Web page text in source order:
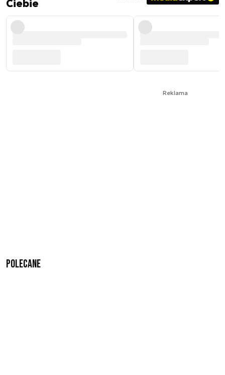
Ciebie
Reklama
Polecane